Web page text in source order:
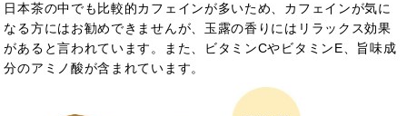
日本茶の中でも比較的カフェインが多いため、カフェインが気に
なる方にはお勧めできませんが、玉露の香りにはリラックス効果
があると言われています。また、ビタミンCやビタミンE、旨味成
分のアミノ酸が含まれています。